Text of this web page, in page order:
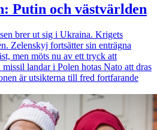
Putin och västvärlden
brer ut sig i Ukraina. Krigets
Zelenskyj fortsätter sin enträgna
men möts nu av ett tryck att
landar i Polen hotas Nato att dras
är utsikterna till fred fortfarande